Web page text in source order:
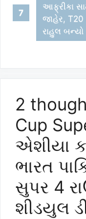
આફ્રીકા
જાહેર, T20
રાહુલ
2
Cup
એશીયા
ભારત
સુપર 4
શીડયુલ